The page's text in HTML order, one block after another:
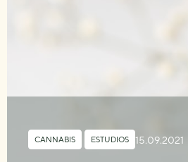
CANNABIS ESTUDIOS 15.09.2021